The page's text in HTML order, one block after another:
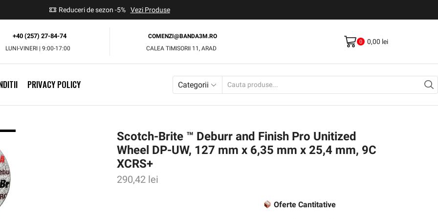
Reduceri de sezon -5% Vezi Produse
+40 (257) 27-84-74
LUNI-VINERI | 9:00-17:00
COMENZI@BANDA3M.RO
CALEA TIMISORII 11, ARAD
0 0,00 lei
PRIVACY POLICY Categorii
Scotch-Brite ™ Deburr and Finish Pro Unitized
Wheel DP-UW, 127 mm x 6,35 mm x 25,4 mm, 9C
XCRS+
290,42 lei
Oferte Cantitative